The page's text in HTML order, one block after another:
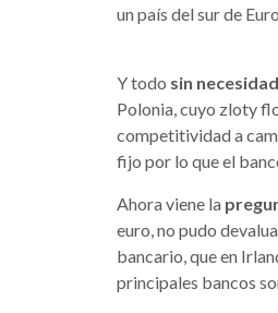
un país del sur de
Y todo sin
Polonia, cuyo zloty
competitividad a
fijo por lo que el
Ahora viene la
euro, no pudo
bancario, que en
principales bancos